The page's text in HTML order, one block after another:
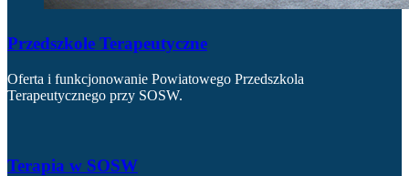
Przedszkole Terapeutyczne
Oferta i funkcjonowanie Powiatowego Przedszkola
Terapeutycznego przy SOSW.
Terapia w SOSW